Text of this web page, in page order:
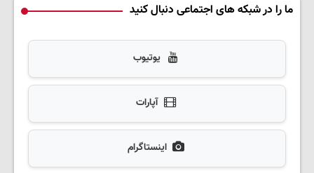
ما را در شبکه های اجتماعی دنبال کنید
یوتیوب
آپارات
اینستاگرام